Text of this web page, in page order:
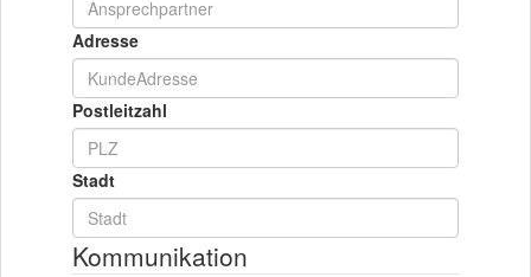
Adresse
Postleitzahl
Stadt
Kommunikation